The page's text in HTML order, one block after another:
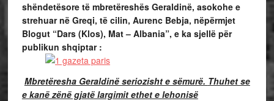
shëndetësore të mbretëreshës Geraldinë, asokohe e
strehuar në Greqi, të cilin, Aurenc Bebja, nëpërmjet
Blogut “Dars (Klos), Mat – Albania”, e ka sjellë për
publikun shqiptar :
Mbretëresha Geraldinë seriozisht e sëmurë. Thuhet se
e kanë zënë gjatë largimit ethet e lehonisë